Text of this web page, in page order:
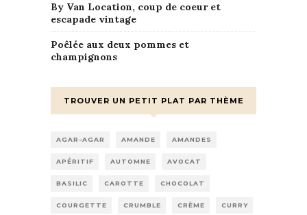
By Van Location, coup de coeur et
escapade vintage
Poêlée aux deux pommes et
champignons
TROUVER UN PETIT PLAT PAR THÈME
AGAR-AGAR AMANDE AMANDES
APÉRITIF AUTOMNE AVOCAT
BASILIC CAROTTE CHOCOLAT
COURGETTE CRUMBLE CRÈME CURRY